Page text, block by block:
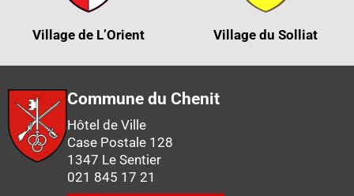
Village de L’Orient Village du Solliat
Commune du Chenit
Hôtel de Ville
Case Postale 128
1347 Le Sentier
021 845 17 21